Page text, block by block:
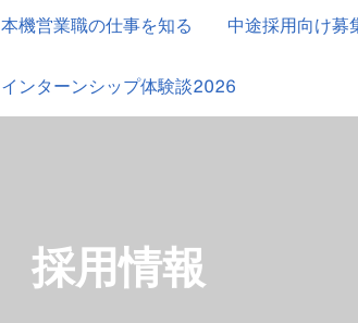
本機営業職の仕事を知る 中途採用向け募
インターンシップ体験談2026
採用情報